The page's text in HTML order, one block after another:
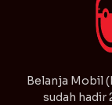
⁠Belanja Mobil
sudah hadir